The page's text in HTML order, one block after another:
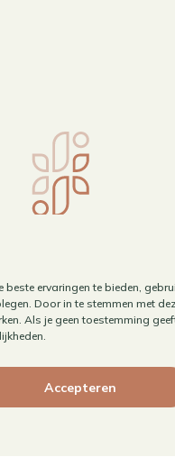
beste ervaringen te bieden,
Door in te stemmen met
Als je geen toestemming
Accepteren
| Website door